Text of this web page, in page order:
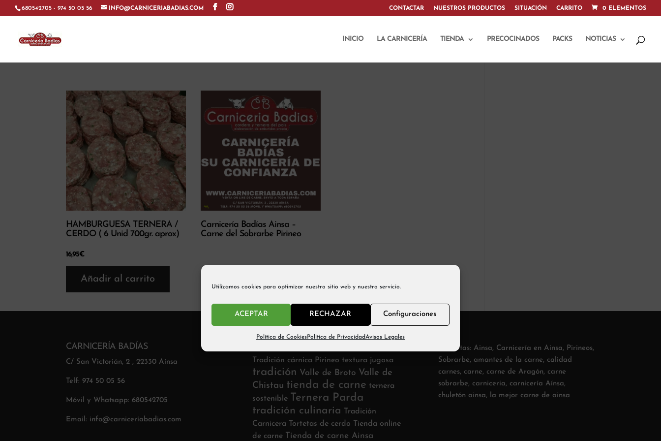
Utilizamos cookies para optimizar nuestro sitio web y nuestro servicio.
ACEPTAR RECHAZAR Configuraciones
Política de CookiesPolítica de PrivacidadAvisos Legales
680542705 - 974 50 05 56 INFO@CARNICERIABADIAS.COM CONTACTAR NUESTROS PRODUCTOS SITUACIÓN CARRITO 0 ELEMENTOS
INICIO LA CARNICERÍA TIENDA PRECOCINADOS PACKS NOTICIAS
HAMBURGUESA TERNERA /
CERDO ( 6 Unid 700gr. aprox)
16,95€
Añadir al carrito
Carnicería Badías Ainsa –
Carne del Sobrarbe Pirineo
CARNICERÍA BADÍAS
C/ San Victorián, 2 , 22330 Aínsa
Telf: 974 50 05 56
Móvil y Whatsapp: 680542705
Email: info@carniceríabadias.com
Tradición cárnica Pirineo textura jugosa
tradición Valle de Broto Valle de
Chistau tienda de carne ternera
sostenible
Ternera Parda
tradición culinaria
Tradición
Carnicera
Tortetas de cerdo
Tienda online
de carne
Tienda de carne Ainsa
Etiquetas: Ainsa, Carnicería en Ainsa, Pirineos,
Sobrarbe, amantes de la carne, calidad
carnes, carne, carne de Aragón, carne
sobrarbe, carniceria, carnicería Aínsa,
chuletón ainsa, la mejor carne de ainsa